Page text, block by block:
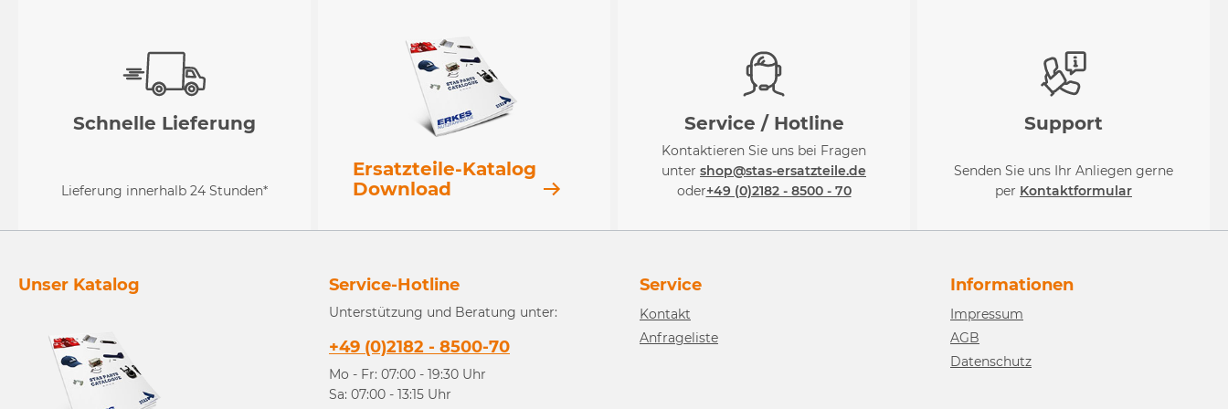
Schnelle Lieferung
Lieferung innerhalb 24 Stunden*
Ersatzteile-Katalog
Download
Service / Hotline
Kontaktieren Sie uns bei Fragen
unter shop@stas-ersatzteile.de
oder+49 (0)2182 - 8500 - 70
Support
Senden Sie uns Ihr Anliegen gerne
per Kontaktformular
Unser Katalog Service-Hotline
Unterstützung und Beratung unter:
+49 (0)2182 - 8500-70
Mo - Fr: 07:00 - 19:30 Uhr
Sa: 07:00 - 13:15 Uhr
Service
Kontakt
Anfrageliste
Informationen
Impressum
AGB
Datenschutz